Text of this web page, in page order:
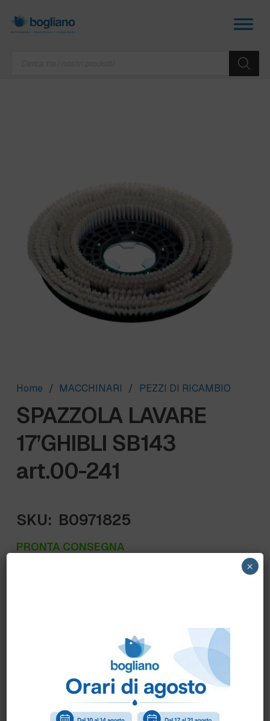
Home / MACCHINARI / PEZZI DI RICAMBIO
SPAZZOLA LAVARE
17’GHIBLI SB143
art.00-241
SKU: B0971825
PRONTA CONSEGNA
Come ordinare?
Puoi ordinare chiamando al0172 478161
oppure
scrivendo una mail a
info@bogliano.it
Per ogni informazione siamo a disposizione.
×